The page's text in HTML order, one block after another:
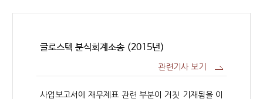
글로스텍 분식회계소송 (2015년)
관련기사 보기
사업보고서에 재무제표 관련 부분이 거짓 기재됨을 이